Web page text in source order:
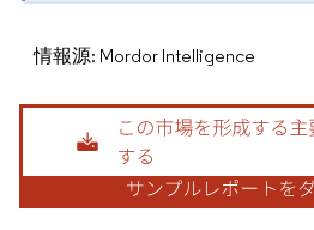
情報源: Mordor Intelligence